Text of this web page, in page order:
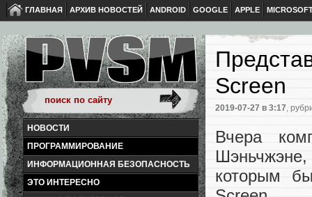
ГЛАВНАЯ АРХИВ НОВОСТЕЙ ANDROID GOOGLE APPLE
НОВОСТИ
ПРОГРАММИРОВАНИЕ
ИНФОРМАЦИОННАЯ БЕЗОПАСНОСТЬ
ЭТО ИНТЕРЕСНО
Screen
2019-07-27 в 3:17,
Вчера
которым